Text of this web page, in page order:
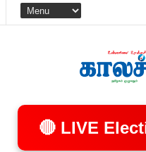
🔴 LIVE